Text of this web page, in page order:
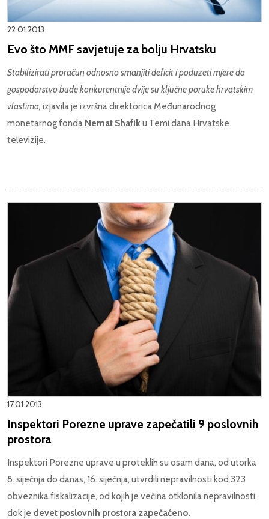
22.01.2013.
Evo što MMF savjetuje za bolju Hrvatsku
Stabilizirati proračun odnosno smanjiti deficit i poduzeti mjere da
gospodarstvo bude konkurentnije dvije su ključne poruke hrvatskim
vlastima, izjavila je izvršna direktorica Međunarodnog
monetarnog fonda Nemat Shafiku Temi dana Hrvatske
televizije.
17.01.2013.
Inspektori Porezne uprave zapečatili 9 poslovnih
prostora
Inspektori Porezne uprave u proteklih su osam dana, od utorka
8. siječnja do danas, 16. siječnja, utvrdili nepravilnosti kod 323
obveznika fiskalizacije, od kojih je većina otklonila nepravilnosti,
dok je devet poslovnih prostora zapečaćeno.